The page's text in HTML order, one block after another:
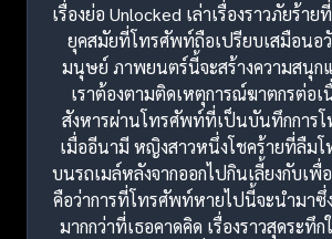
เรื่องย่อ Unlocked เล่าเรื่องราวภัยร้าย
ยุคสมัยที่โทรศัพท์ถือเปรียบเสมือนอ
มนุษย์ ภาพยนตร์นี้จะสร้างความสนุก
เราต้องตามติดเหตุการณ์ฆาตกรต่อ
สังหารผ่านโทรศัพท์ที่เป็นบันทึกการโ
เมื่ออีนามี หญิงสาวหนึ่งโชคร้ายที่ลืม
บนรถเมล์หลังจากออกไปกินเลี้ยงกับเพื่
คือว่าการที่โทรศัพท์หายไปนี้จะนำมาซึ่
มากกว่าที่เธอคาดคิด เรื่องราวสุดระทึก